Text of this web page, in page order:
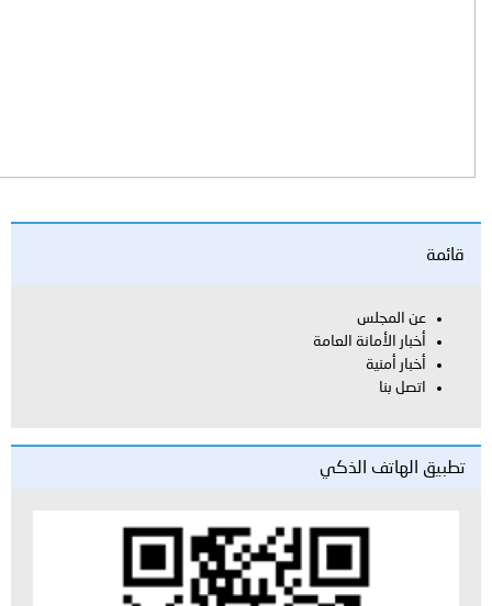
المجلس
الأمانة العامة
أمنية
الذكي